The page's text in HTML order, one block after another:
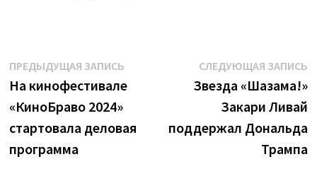
Навигация
по
записям
ПРЕДЫДУЩАЯ ЗАПИСЬПредыдущая
запись:
На кинофестивале
«КиноБраво 2024»
стартовала деловая
программа
СЛЕДУЮЩАЯ ЗАПИСЬ
Звезда «Шазама!»
Закари Ливай
поддержал Дональда
Трампа